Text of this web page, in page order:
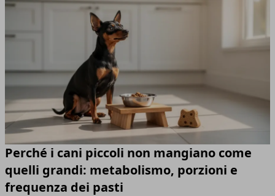
Perché i cani piccoli non mangiano come
quelli grandi: metabolismo, porzioni e
frequenza dei pasti